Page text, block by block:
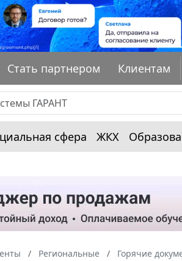
Стать партнером Клиентам
сфера ЖКХ
Региональные Горячие